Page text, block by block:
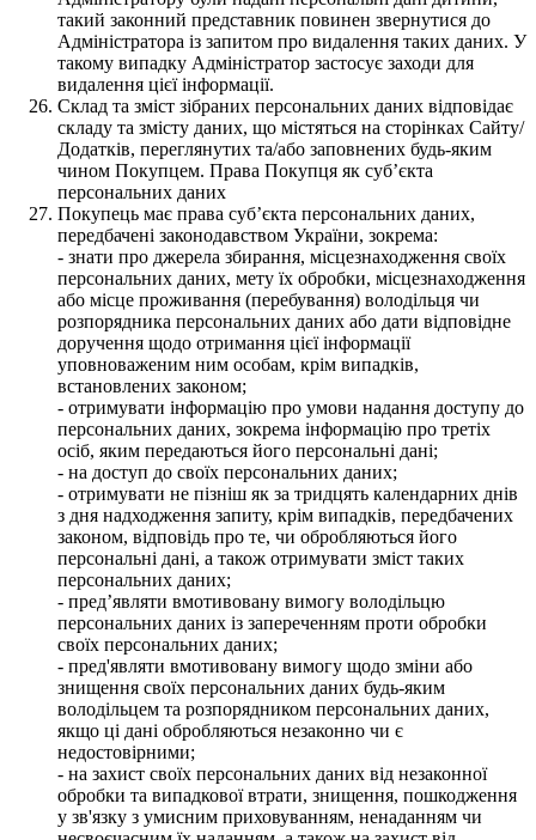
такий законний представник повинен звернутися до
Адміністратора із запитом про видалення таких даних. У
такому випадку Адміністратор застосує заходи для
видалення цієї інформації.
Склад та зміст зібраних персональних даних відповідає
складу та змісту даних, що містяться на сторінках Сайту/
Додатків, переглянутих та/або заповнених будь-яким
чином Покупцем. Права Покупця як суб’єкта
персональних даних
Покупець має права суб’єкта персональних даних,
передбачені законодавством України, зокрема:
- знати про джерела збирання, місцезнаходження своїх
персональних даних, мету їх обробки, місцезнаходження
або місце проживання (перебування) володільця чи
розпорядника персональних даних або дати відповідне
доручення щодо отримання цієї інформації
уповноваженим ним особам, крім випадків,
встановлених законом;
- отримувати інформацію про умови надання доступу до
персональних даних, зокрема інформацію про третіх
осіб, яким передаються його персональні дані;
- на доступ до своїх персональних даних;
- отримувати не пізніш як за тридцять календарних днів
з дня надходження запиту, крім випадків, передбачених
законом, відповідь про те, чи обробляються його
персональні дані, а також отримувати зміст таких
персональних даних;
- пред’являти вмотивовану вимогу володільцю
персональних даних із запереченням проти обробки
своїх персональних даних;
- пред'являти вмотивовану вимогу щодо зміни або
знищення своїх персональних даних будь-яким
володільцем та розпорядником персональних даних,
якщо ці дані обробляються незаконно чи є
недостовірними;
- на захист своїх персональних даних від незаконної
обробки та випадкової втрати, знищення, пошкодження
у зв'язку з умисним приховуванням, ненаданням чи